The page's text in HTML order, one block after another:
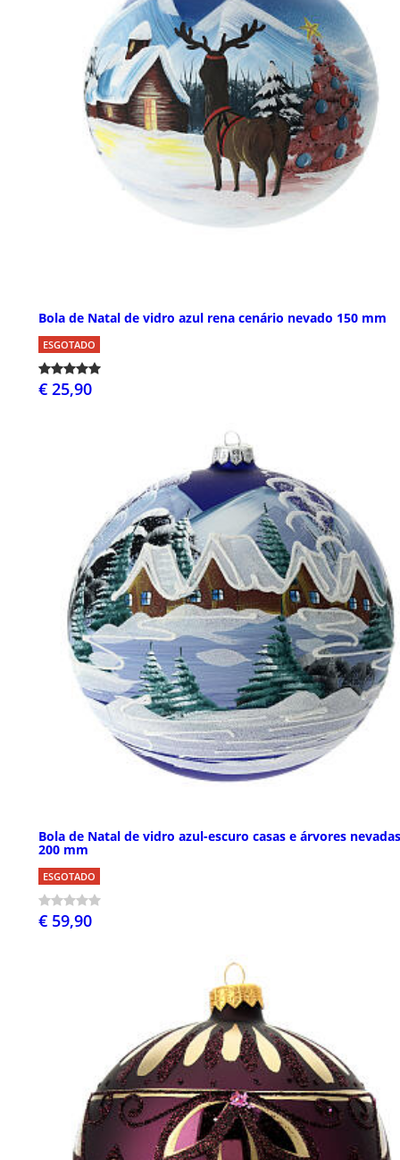
Bola de Natal de vidro azul rena cenário nevado 150 mm
ESGOTADO
€ 25,90
Bola de Natal de vidro azul-escuro casas e árvores nevadas
200 mm
ESGOTADO
€ 59,90